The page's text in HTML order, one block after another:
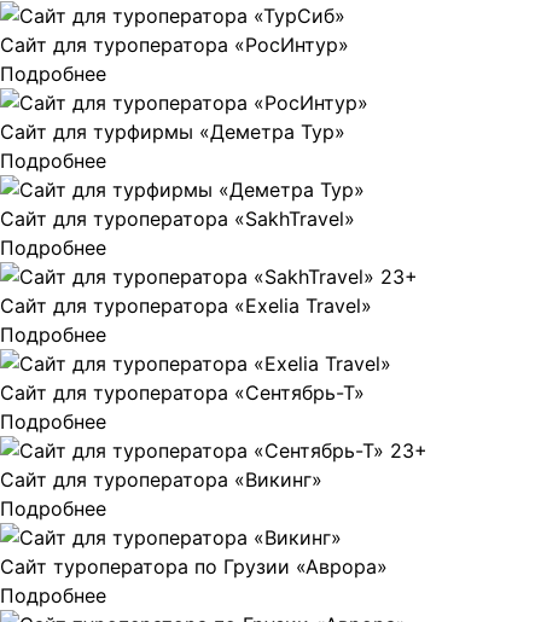
Сайт для туроператора «РосИнтур»
Подробнее
Сайт для турфирмы «Деметра Тур»
Подробнее
Сайт для туроператора «SakhTravel»
Подробнее
Сайт для туроператора «Exelia Travel»
Подробнее
Сайт для туроператора «Сентябрь-Т»
Подробнее
Сайт для туроператора «Викинг»
Подробнее
Сайт туроператора по Грузии «Аврора»
Подробнее